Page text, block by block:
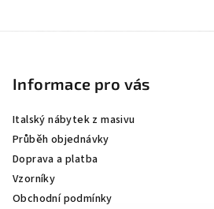
Informace pro vás
Italský nábytek z masivu
Průběh objednávky
Doprava a platba
Vzorníky
Obchodní podmínky